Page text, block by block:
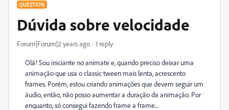
QUESTION
Dúvida sobre velocidade
Forum|Forum|2 years ago 1 reply
Olá! Sou iniciante no animate e, quando preciso deixar uma
animação que usa o classic tween mais lenta, acrescento
frames. Porém, estou criando animações que devem seguir um
áudio, então, não posso aumentar a duração da animação. Por
enquanto, só consegui fazendo frame a frame...